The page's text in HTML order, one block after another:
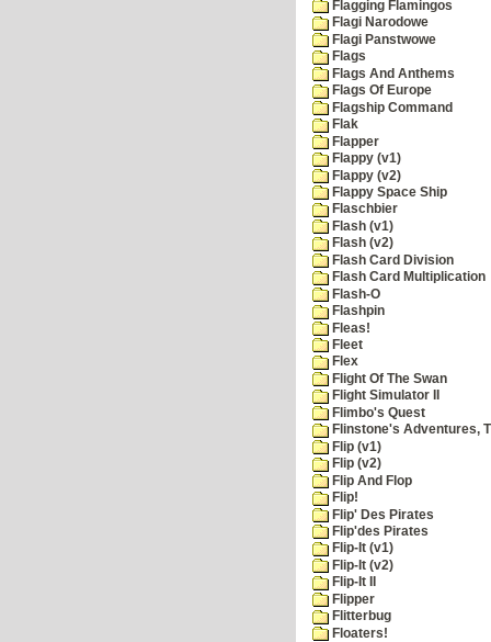
Flagging Flamingos
Flagi Narodowe
Flagi Panstwowe
Flags
Flags And Anthems
Flags Of Europe
Flagship Command
Flak
Flapper
Flappy (v1)
Flappy (v2)
Flappy Space Ship
Flaschbier
Flash (v1)
Flash (v2)
Flash Card Division
Flash Card Multiplication
Flash-O
Flashpin
Fleas!
Fleet
Flex
Flight Of The Swan
Flight Simulator II
Flimbo's Quest
Flinstone's Adventures,
Flip (v1)
Flip (v2)
Flip And Flop
Flip!
Flip' Des Pirates
Flip'des Pirates
Flip-It (v1)
Flip-It (v2)
Flip-It II
Flipper
Flitterbug
Floaters!